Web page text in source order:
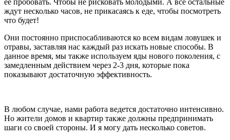
её пробовать. Чтобы не рисковать молодыми. А все остальные
ждут несколько часов, не прикасаясь к еде, чтобы посмотреть
что будет!
Они постоянно приспосабливаются ко всем видам ловушек и
отравы, заставляя нас каждый раз искать новые способы. В
данное время, мы также используем яды нового поколения, с
замедленным действием через 2-3 дня, которые пока
показывают достаточную эффективность.
В любом случае, нами работа ведется достаточно интенсивно.
Но жители домов и квартир также должны предпринимать
шаги со своей стороны. И я могу дать несколько советов.